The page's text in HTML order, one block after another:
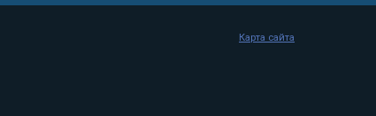
Карта сайта